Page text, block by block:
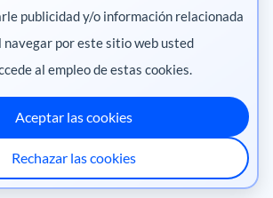
Pharma
México
·
Ecuador·Perú·
Centroamérica
Chile
publicidad y/o información relacionada
navegar por este sitio web usted
al empleo de estas cookies.
Aceptar las cookies
Rechazar las cookies